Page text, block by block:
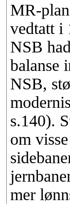
MR-
vedtatt i
NSB
balanse
NSB,
s.140).
om
mer